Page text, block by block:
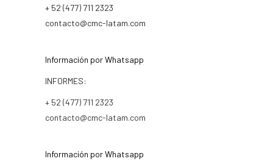
+ 52 (477) 711 2323
contacto@cmc-latam.com
Información por Whatsapp
INFORMES:
+ 52 (477) 711 2323
contacto@cmc-latam.com
Información por Whatsapp